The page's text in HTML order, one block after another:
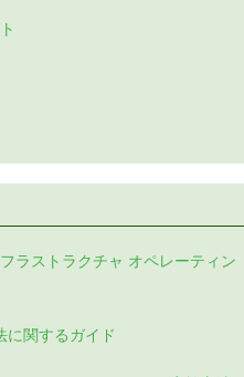
ラストラクチャ オペレーティン
に関するガイド